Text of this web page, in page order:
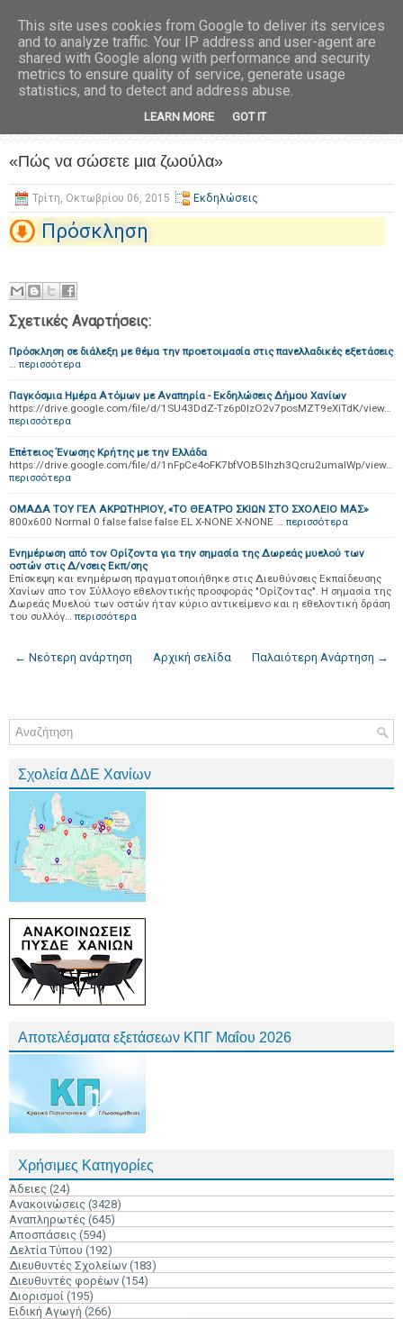
«Πώς να σώσετε μια ζωούλα»
Τρίτη, Οκτωβρίου 06, 2015 Εκδηλώσεις
Πρόσκληση
Σχετικές Αναρτήσεις:
Πρόσκληση σε διάλεξη με θέμα την προετοιμασία στις πανελλαδικές εξετάσεις
… περισσότερα
Παγκόσμια Ημέρα Ατόμων με Αναπηρία - Εκδηλώσεις Δήμου Χανίων
https://drive.google.com/file/d/1SU43DdZ-Tz6p0IzO2v7posMZT9eXiTdK/view…
περισσότερα
Επέτειος Ένωσης Κρήτης με την Ελλάδα
https://drive.google.com/file/d/1nFpCe4oFK7bfVOB5lhzh3Qcru2umalWp/view…
περισσότερα
ΟΜΑΔΑ ΤΟΥ ΓΕΛ ΑΚΡΩΤΗΡΙΟΥ, «ΤΟ ΘΕΑΤΡΟ ΣΚΙΩΝ ΣΤΟ ΣΧΟΛΕΙΟ ΜΑΣ»
800x600 Normal 0 false false false EL X-NONE X-NONE … περισσότερα
Eνημέρωση από τον Ορίζοντα για την σημασία της Δωρεάς μυελού των
οστών στις Δ/νσεις Εκπ/σης
Επίσκεψη και ενημέρωση πραγματοποιήθηκε στις Διευθύνσεις Εκπαίδευσης
Χανίων απο τον Σύλλογο εθελοντικής προσφοράς "Ορίζοντας". Η σημασία της
Δωρεάς Μυελού των οστών ήταν κύριο αντικείμενο και η εθελοντική δράση
του συλλόγ… περισσότερα
← Νεότερη ανάρτηση Παλαιότερη Ανάρτηση →
Αρχική σελίδα
Σχολεία ΔΔΕ Χανίων
Αποτελέσματα εξετάσεων ΚΠΓ Μαΐου 2026
Χρήσιμες Κατηγορίες
Άδειες (24)
Ανακοινώσεις (3428)
Αναπληρωτές (645)
Αποσπάσεις (594)
Δελτία Τύπου (192)
Διευθυντές Σχολείων (183)
Διευθυντές φορέων (154)
Διορισμοί (195)
Ειδική Αγωγή (266)
This site uses cookies from Google to deliver its services
and to analyze traffic. Your IP address and user-agent are
shared with Google along with performance and security
metrics to ensure quality of service, generate usage
statistics, and to detect and address abuse.
LEARN MORE GOT IT